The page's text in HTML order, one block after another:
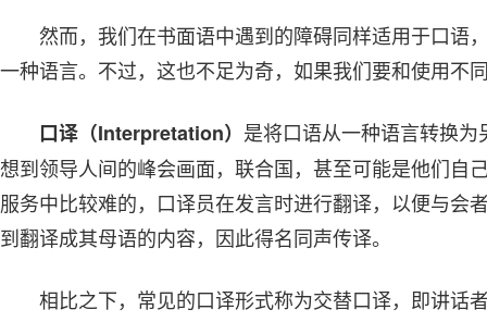
然而，我们在书面语中遇到的障碍同样适用于口语
一种语言。不过，这也不足为奇，如果我们要和使用不
口译（Interpretation） 是将口语从一种语言转换
想到领导人间的峰会画面，联合国，甚至可能是他们自
服务中比较难的，口译员在发言时进行翻译，以便与会
到翻译成其母语的内容，因此得名同声传译。
相比之下，常见的口译形式称为交替口译，即讲话